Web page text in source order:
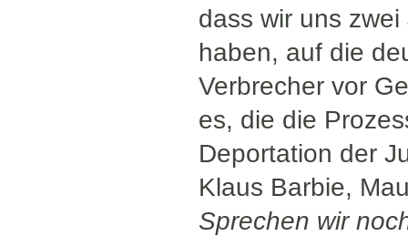
dass wir uns
haben, auf die
Verbrecher vor
es, die die
Deportation der
Klaus Barbie,
Sprechen wir